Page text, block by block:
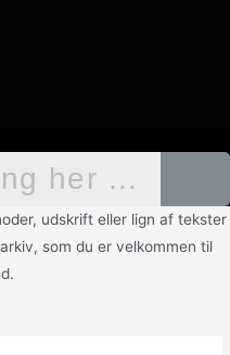
udskrift eller lign af tekster
som du er velkommen til